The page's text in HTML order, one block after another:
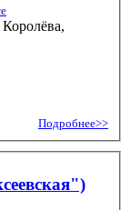
Подробнее>>